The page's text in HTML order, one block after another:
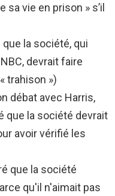
sa vie en prison » s’il
la société, qui
devrait faire
trahison »)
débat avec Harris,
que la société devrait
avoir vérifié les
que la société
qu'il n'aimait pas